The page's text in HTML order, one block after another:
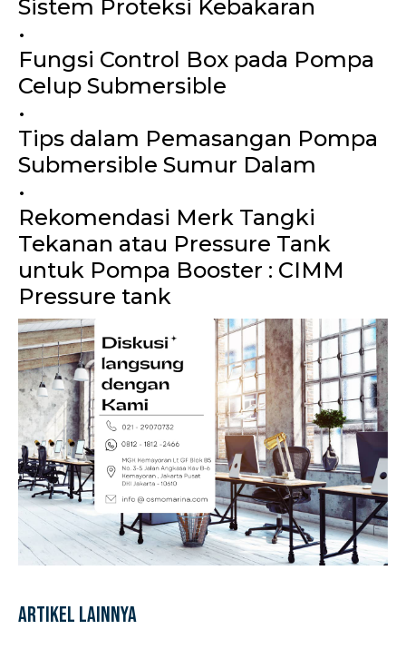
Sistem Proteksi Kebakaran
•
Fungsi Control Box pada Pompa
Celup Submersible
•
Tips dalam Pemasangan Pompa
Submersible Sumur Dalam
•
Rekomendasi Merk Tangki
Tekanan atau Pressure Tank
untuk Pompa Booster : CIMM
Pressure tank
Artikel Lainnya